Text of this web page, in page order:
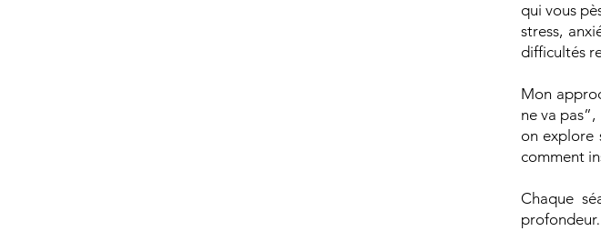
qui vous
stress,
difficultés
Mon
ne va pas”,
on explore
comment
Chaque